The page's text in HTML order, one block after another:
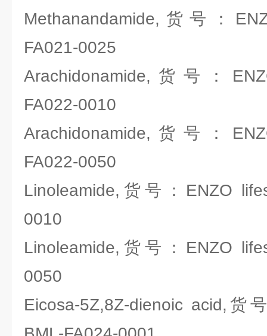
Methanandamide,货号：
FA021-0025
Arachidonamide,货号：
FA022-0010
Arachidonamide,货号：
FA022-0050
Linoleamide,货号：ENZO
0010
Linoleamide,货号：ENZO
0050
Eicosa-5Z,8Z-dienoic acid,货